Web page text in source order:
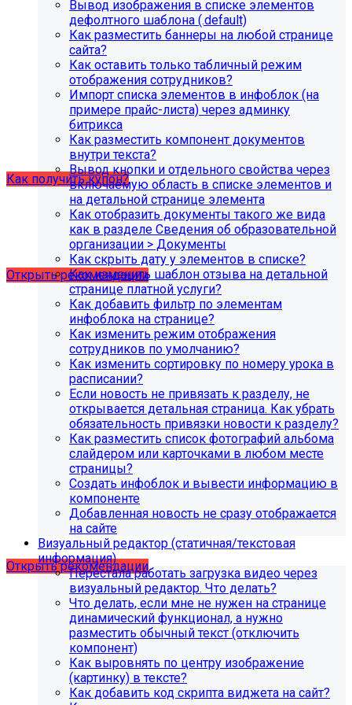
В связи с новыми требованиями Приказа 1493
Рособнадзора нами были внесены изменения в
поставку готовых решений для образовательных
организаций.
Теперь в сборку готовых решений для образовательных
организаций входит модуль SIMAI-SF4: Сведения об
образовательной организации (simai.sveden). Для
корректной работы модуля необходимо активировать
купон на него.
Как получить купон?
Что делать, если на хостинге не
хватает места?
Открыть рекомендации
Рекомендации по безопасности
Открыть рекомендации
Вывод изображения в списке элементов
дефолтного шаблона (.default)
Как разместить баннеры на любой странице
сайта?
Как оставить только табличный режим
отображения сотрудников?
Импорт списка элементов в инфоблок (на
примере прайс-листа) через админку
битрикса
Как разместить компонент документов
внутри текста?
Вывод кнопки и отдельного свойства через
включаемую область в списке элементов и
на детальной странице элемента
Как отобразить документы такого же вида
как в разделе Сведения об образовательной
организации > Документы
Как скрыть дату у элементов в списке?
Как изменить шаблон отзыва на детальной
странице платной услуги?
Как добавить фильтр по элементам
инфоблока на странице?
Как изменить режим отображения
сотрудников по умолчанию?
Как изменить сортировку по номеру урока в
расписании?
Если новость не привязать к разделу, не
открывается детальная страница. Как убрать
обязательность привязки новости к разделу?
Как разместить список фотографий альбома
слайдером или карточками в любом месте
страницы?
Создать инфоблок и вывести информацию в
компоненте
Добавленная новость не сразу отображается
на сайте
Визуальный редактор (статичная/текстовая
информация)
Перестала работать загрузка видео через
визуальный редактор. Что делать?
Что делать, если мне не нужен на странице
динамический функционал, а нужно
разместить обычный текст (отключить
компонент)
Как выровнять по центру изображение
(картинку) в тексте?
Как добавить код скрипта виджета на сайт?